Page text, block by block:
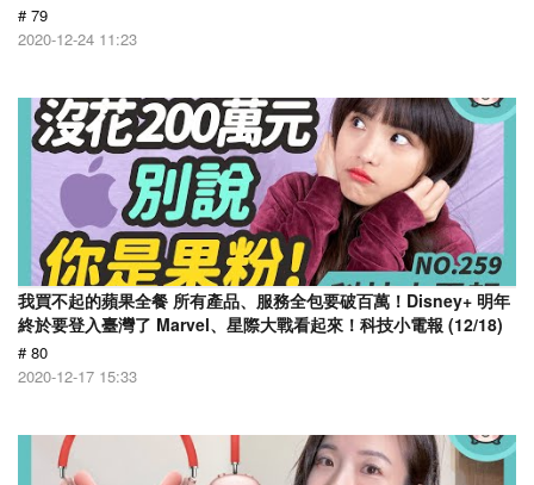
# 79
2020-12-24 11:23
我買不起的蘋果全餐 所有產品、服務全包要破百萬！Disney+ 明年
終於要登入臺灣了 Marvel、星際大戰看起來！科技小電報 (12/18)
# 80
2020-12-17 15:33